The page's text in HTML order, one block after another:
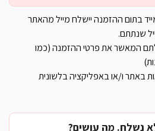
בתום ההזמנה יישלח מייל מהאתר
שנתתם.
המאשר את פרטי ההזמנה (כמו
באתר ו/או באפליקציה בלשונית
נשלח. מה עושים?